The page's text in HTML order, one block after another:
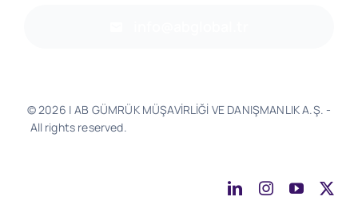
© 2026 | AB GÜMRÜK MÜŞAVİRLİĞİ VE DANIŞMANLIK A.Ş. -
All rights reserved.